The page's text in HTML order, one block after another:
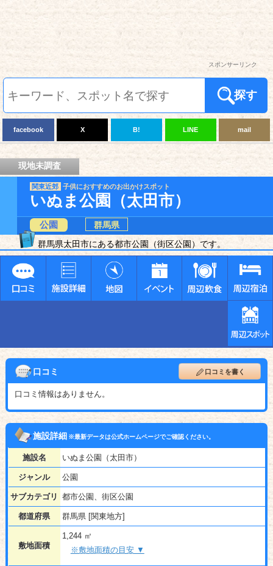
スポンサーリンク
探す
facebook X B! LINE mail
現地未調査
関東近郊 子供におすすめのお出かけスポット
いぬま公園（太田市）
公園
群馬県
群馬県太田市にある都市公園（街区公園）です。
口コミ 口コミを書く
口コミ情報はありません。
施設詳細※最新データは公式ホームページでご確認ください。
施設名 いぬま公園（太田市）
ジャンル 公園
サブカテゴリ 都市公園、街区公園
都道府県 群馬県 [関東地方]
敷地面積
1,244 ㎡
※敷地面積の目安 ▼